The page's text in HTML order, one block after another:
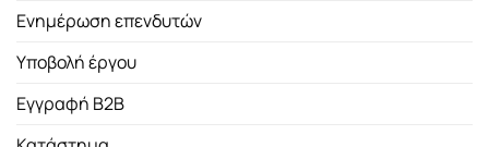
Ενημέρωση επενδυτών
Υποβολή έργου
Εγγραφή B2B